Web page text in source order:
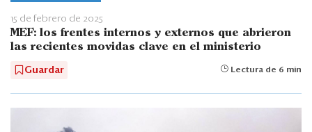
15 de febrero de 2025
MEF: los frentes internos y externos que abrieron
las recientes movidas clave en el ministerio
Guardar Lectura de 6 min